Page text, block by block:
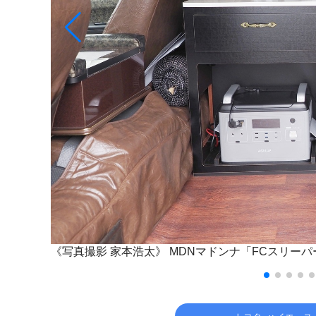
《写真撮影 家本浩太》 MDNマドンナ「FCスリーパ